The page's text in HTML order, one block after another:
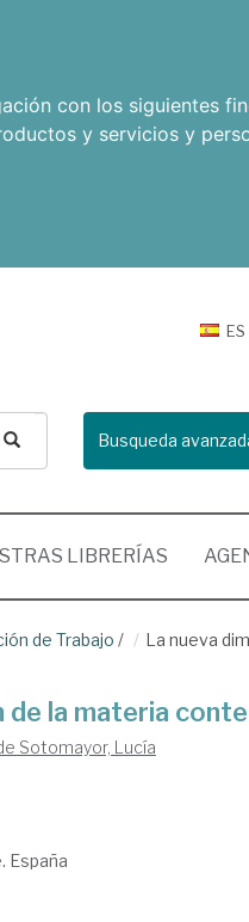
con los siguientes
y servicios y
ES
Busqueda
LIBRERÍAS
de Trabajo /
La nueva
de la materia
Sotomayor, Lucía
España